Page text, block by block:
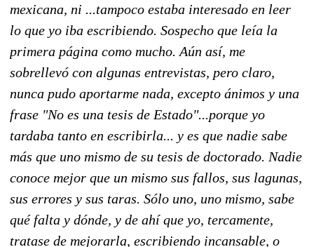
mexicana, ni ...tampoco estaba interesado en leer
lo que yo iba escribiendo. Sospecho que leía la
primera página como mucho. Aún así, me
sobrellevó con algunas entrevistas, pero claro,
nunca pudo aportarme nada, excepto ánimos y una
frase "No es una tesis de Estado"...porque yo
tardaba tanto en escribirla... y es que nadie sabe
más que uno mismo de su tesis de doctorado. Nadie
conoce mejor que un mismo sus fallos, sus lagunas,
sus errores y sus taras. Sólo uno, uno mismo, sabe
qué falta y dónde, y de ahí que yo, tercamente,
tratase de mejorarla, escribiendo incansable, o